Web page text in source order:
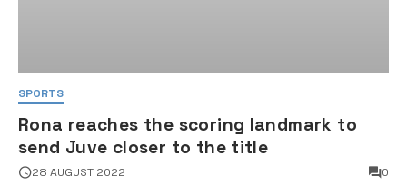
SPORTS
Rona reaches the scoring landmark to
send Juve closer to the title
28 AUGUST 2022 0